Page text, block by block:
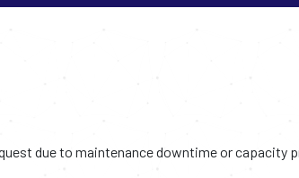
due to maintenance downtime or capacity